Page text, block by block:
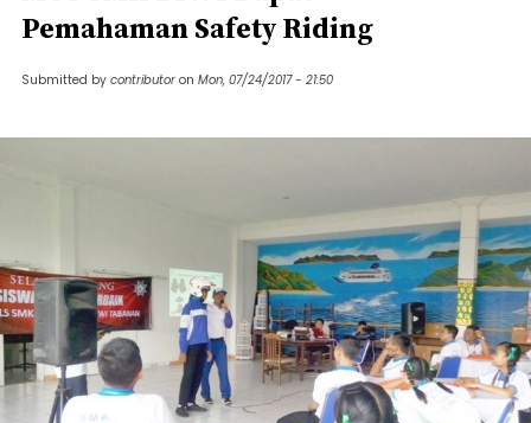
Pemahaman Safety Riding
Submitted by contributor on Mon, 07/24/2017 - 21:50